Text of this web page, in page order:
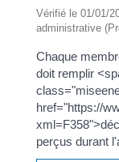
Vérifié le 01/01/
administrative
Chaque
doit remplir
href="https://
perçus durant